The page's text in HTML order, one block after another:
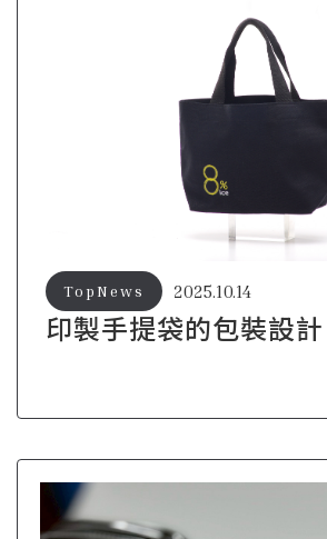
印製手提袋的包裝設計
2025.10.14
TopNews